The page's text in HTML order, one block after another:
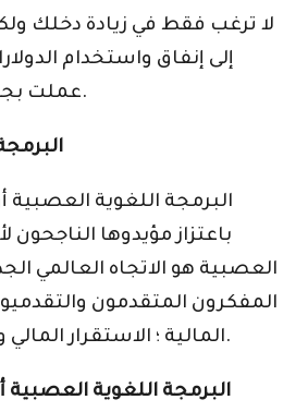
لا ترغب فقط في زيادة دخلك
إلى إنفاق واستخدام
عملت بجد من أجلها بكفاءة.
البرمجة اللغوية العصبية
باعتزاز مؤيدوها الناجحون
العصبية هو الاتجاه العالمي
المفكرون المتقدمون
المالية ؛ الاستقرار المالي والاستدامة المالية.
البرمجة اللغوية